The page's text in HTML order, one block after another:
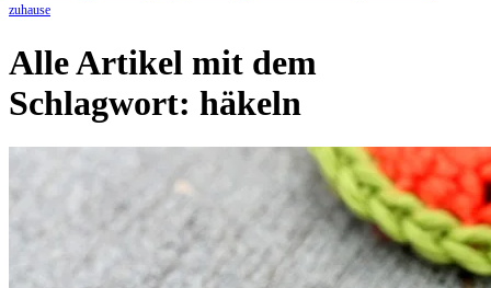
zuhause
Alle Artikel mit dem
Schlagwort: häkeln